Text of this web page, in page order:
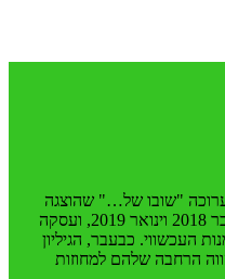
"שובו של…" שהוצגה
במרכז לאמנות דיגיטלית בחודשים דצמבר 2018 וינואר 2019, ועסקה
העכשווי. כבעבר, הגיליון
הרחבה שלהם למחוזות